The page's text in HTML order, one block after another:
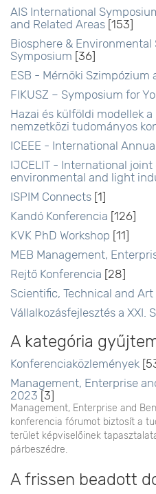
AIS International
and Related Areas [153]
Biosphere &
Symposium [36]
ESB - Mérnöki Szimpózium
FIKUSZ – Symposium for
Hazai és külföldi modellek
nemzetközi tudományos
ICEEE - International
IJCELIT - International
environmental and light
ISPIM Connects [1]
Kandó Konferencia [126]
KVK PhD Workshop [11]
MEB Management,
Rejtő Konferencia [28]
Scientific, Technical and Art
Vállalkozásfejlesztés a XXI.
A kategória
Konferenciaközlemények
Management, Enterprise
2023 [3]
Management, Enterprise and
konferencia fórumot biztosít a
terület képviselőinek
párbeszédre.
A frissen beadott